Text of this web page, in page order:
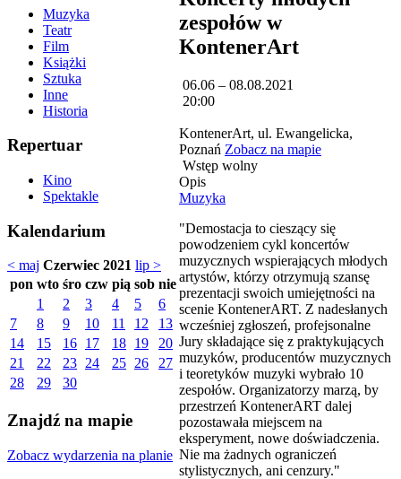
Muzyka
Teatr
Film
Książki
Sztuka
Inne
Historia
Repertuar
Kino
Spektakle
Kalendarium
< maj Czerwiec 2021 lip >
pon wto śro czw pią sob nie
1
2 3 4 5
6
7
8 9 10 11 12
13
14
15 16 17 18 19
20
21
22 23 24 25 26
27
28
29 30
Znajdź na mapie
Zobacz wydarzenia na planie
zespołów w
KontenerArt
06.06 – 08.08.2021
20:00
KontenerArt, ul. Ewangelicka,
Poznań Zobacz na mapie
Wstęp wolny
Opis
Muzyka
"Demostacja to cieszący się
powodzeniem cykl koncertów
muzycznych wspierających młodych
artystów, którzy otrzymują szansę
prezentacji swoich umiejętności na
scenie KontenerART. Z nadesłanych
wcześniej zgłoszeń, profejsonalne
Jury składające się z praktykujących
muzyków, producentów muzycznych
i teoretyków muzyki wybrało 10
zespołów. Organizatorzy marzą, by
przestrzeń KontenerART dalej
pozostawała miejscem na
eksperyment, nowe doświadczenia.
Nie ma żadnych ograniczeń
stylistycznych, ani cenzury."